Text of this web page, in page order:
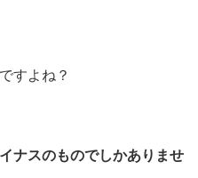
すよね？
ナスのものでしかありませ